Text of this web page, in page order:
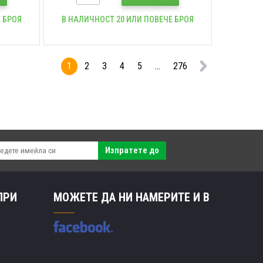
БРОЯ В НАЛИЧНОСТ 20 ИЛИ ПОВЕЧЕ БРОЯ
1 2 3 4 5 ... 276
Изпратете до
МОЖЕТЕ ДА НИ НАМЕРИТЕ И В